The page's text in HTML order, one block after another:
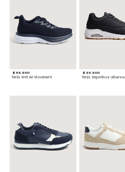
$ 89.900
Tenis Knit Air Movement
$ 99.900
Tenis Deportivos Urbanos